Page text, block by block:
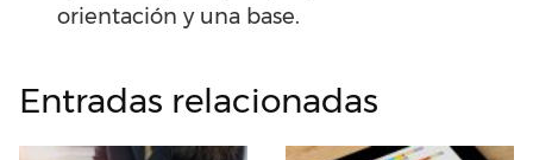
orientación y una base.
Entradas relacionadas